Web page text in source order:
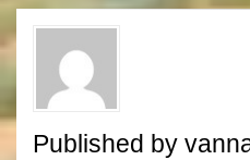
Published by